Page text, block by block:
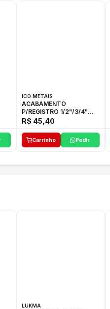
ICO METAIS
ACABAMENTO
P/REGISTRO 1/2"/3/4"
1416 ACB 33 E ICO
R$ 45,40
Carrinho Pedir
LUKMA